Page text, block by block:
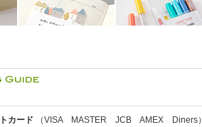
カード （VISA MASTER JCB AMEX Diners）